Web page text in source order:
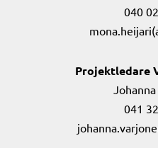
040
Projektledare
041